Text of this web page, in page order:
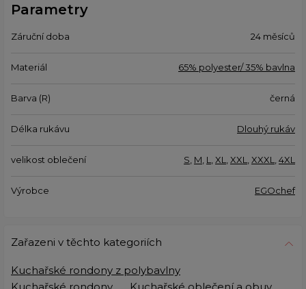
Parametry
Záruční doba 24 měsíců
Materiál 65% polyester/ 35% bavlna
Barva (R) černá
Délka rukávu Dlouhý rukáv
velikost oblečení S M L XL XXL XXXL 4XL
Výrobce EGOchef
Zařazeni v těchto kategoriích
Kuchařské rondony z polybavlny